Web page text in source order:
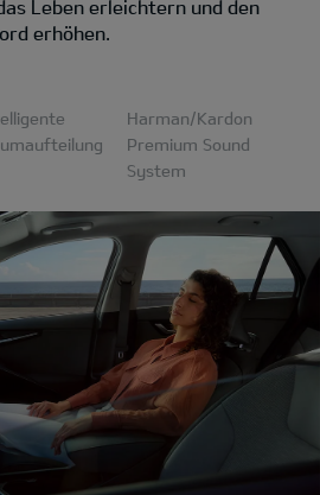
Leben erleichtern und den
erhöhen.
Harman/Kardon
Premium Sound
System